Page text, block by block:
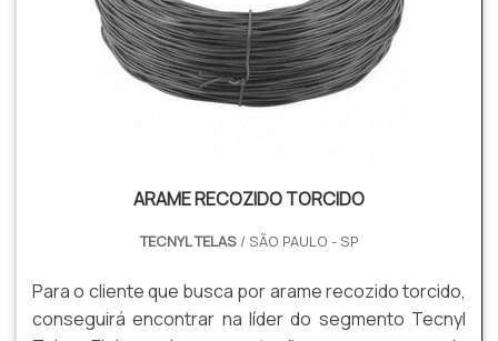
ARAME RECOZIDO TORCIDO
TECNYL TELAS / SÃO PAULO - SP
Para o cliente que busca por arame recozido torcido,
conseguirá encontrar na líder do segmento Tecnyl